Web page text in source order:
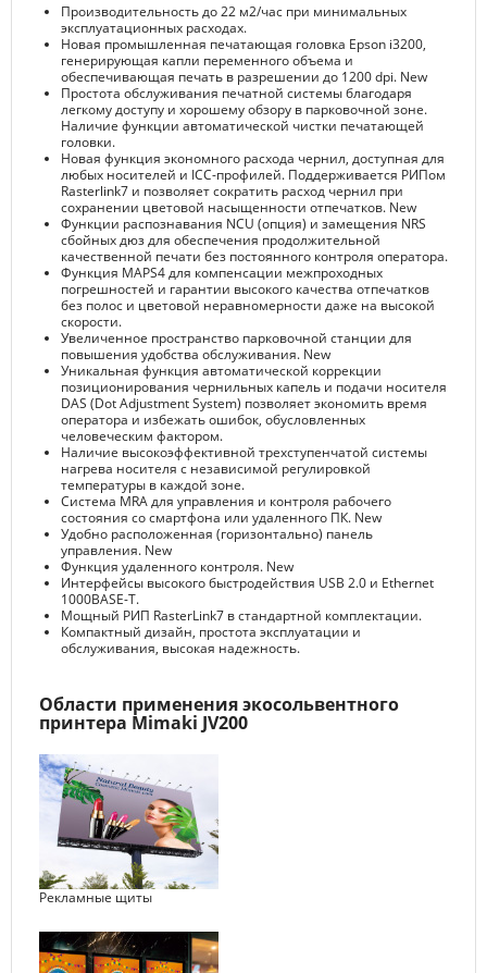
Производительность до 22 м2/час при минимальных
эксплуатационных расходах.
Новая промышленная печатающая головка Epson i3200,
генерирующая капли переменного объема и
обеспечивающая печать в разрешении до 1200 dpi. New
Простота обслуживания печатной системы благодаря
легкому доступу и хорошему обзору в парковочной зоне.
Наличие функции автоматической чистки печатающей
головки.
Новая функция экономного расхода чернил, доступная для
любых носителей и ICC-профилей. Поддерживается РИПом
Rasterlink7 и позволяет сократить расход чернил при
сохранении цветовой насыщенности отпечатков. New
Функции распознавания NCU (опция) и замещения NRS
сбойных дюз для обеспечения продолжительной
качественной печати без постоянного контроля оператора.
Функция MAPS4 для компенсации межпроходных
погрешностей и гарантии высокого качества отпечатков
без полос и цветовой неравномерности даже на высокой
скорости.
Увеличенное пространство парковочной станции для
повышения удобства обслуживания. New
Уникальная функция автоматической коррекции
позиционирования чернильных капель и подачи носителя
DAS (Dot Adjustment System) позволяет экономить время
оператора и избежать ошибок, обусловленных
человеческим фактором.
Наличие высокоэффективной трехступенчатой системы
нагрева носителя с независимой регулировкой
температуры в каждой зоне.
Система MRA для управления и контроля рабочего
состояния со смартфона или удаленного ПК. New
Удобно расположенная (горизонтально) панель
управления. New
Функция удаленного контроля. New
Интерфейсы высокого быстродействия USB 2.0 и Ethernet
1000BASE-T.
Мощный РИП RasterLink7 в стандартной комплектации.
Компактный дизайн, простота эксплуатации и
обслуживания, высокая надежность.
Области применения экосольвентного
принтера Mimaki JV200
Рекламные щиты